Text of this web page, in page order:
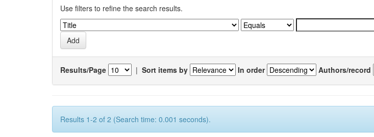
Use filters to refine the search results.
Results/Page | Sort items by In order Authors/record
Results 1-2 of 2 (Search time: 0.001 seconds).